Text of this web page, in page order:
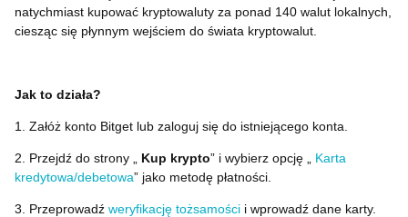
natychmiast kupować kryptowaluty za ponad 140 walut lokalnych,
ciesząc się płynnym wejściem do świata kryptowalut.
Jak to działa?
1. Załóż konto Bitget lub zaloguj się do istniejącego konta.
2. Przejdź do strony „ Kup krypto” i wybierz opcję „ Karta
kredytowa/debetowa” jako metodę płatności.
3. Przeprowadź weryfikację tożsamości i wprowadź dane karty.